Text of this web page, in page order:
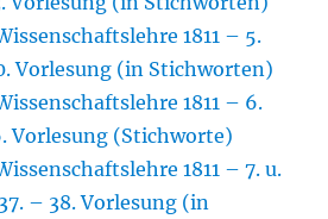
1811 – 5.
Vorlesung (in Stichworten)
1811 – 6.
Vorlesung (Stichworte)
1811 – 7. u.
– 38. Vorlesung (in